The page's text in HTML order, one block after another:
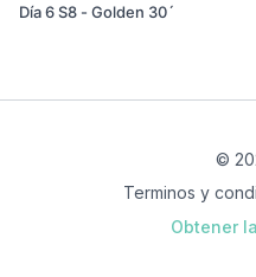
Día 6 S8 - Golden 30´
©
Terminos y
Obtener